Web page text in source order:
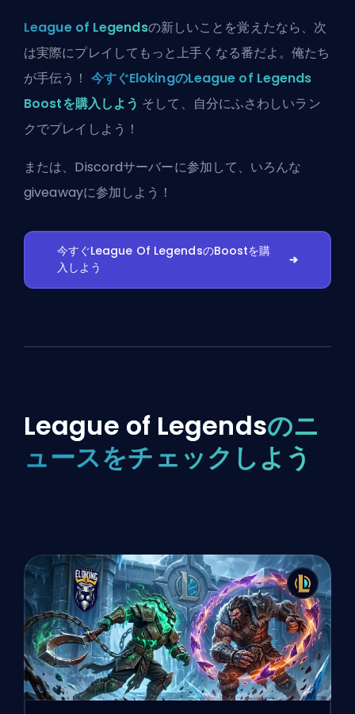
League of Legendsの新しいことを覚えたなら、次
は実際にプレイしてもっと上手くなる番だよ。俺たち
が手伝う！ 今すぐElokingのLeague of Legends
Boostを購入しよう そして、自分にふさわしいラン
クでプレイしよう！
または、 Discordサーバーに参加して、いろんな
giveawayに参加しよう！
今すぐLeague Of LegendsのBoostを購
入しよう
League of Legendsのニ
ュースをチェックしよう